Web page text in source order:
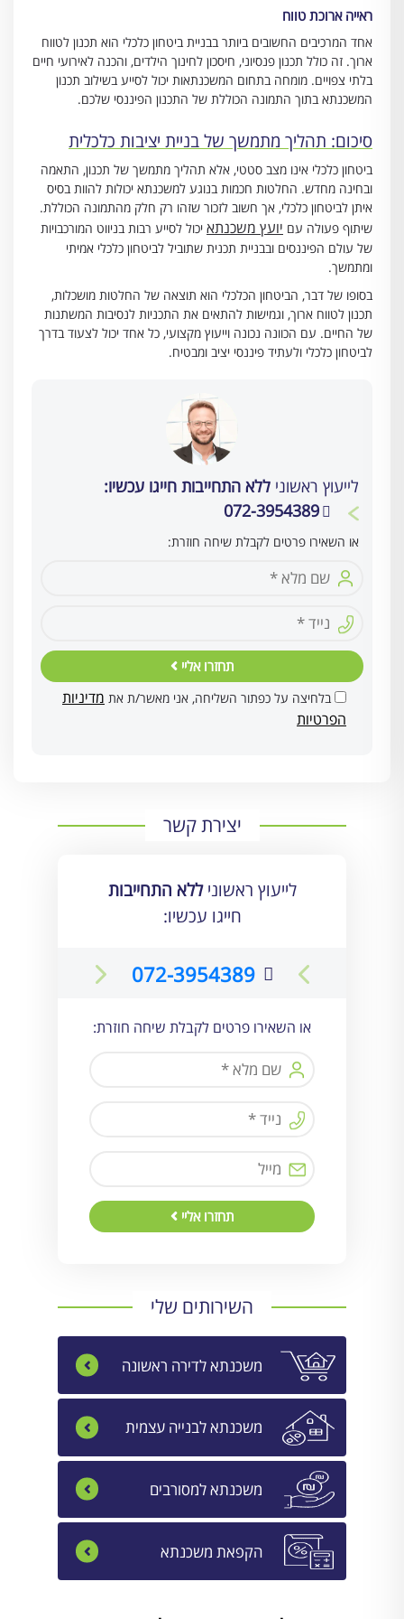
ראייה ארוכת טווח
אחד המרכיבים החשובים ביותר בבניית ביטחון כלכלי הוא תכנון לטווח
ארוך. זה כולל תכנון פנסיוני, חיסכון לחינוך הילדים, והכנה לאירועי חיים
בלתי צפויים. מומחה בתחום המשכנתאות יכול לסייע בשילוב תכנון
המשכנתא בתוך התמונה הכוללת של התכנון הפיננסי שלכם.
סיכום: תהליך מתמשך של בניית יציבות כלכלית
ביטחון כלכלי אינו מצב סטטי, אלא תהליך מתמשך של תכנון, התאמה
ובחינה מחדש. החלטות חכמות בנוגע למשכנתא יכולות להוות בסיס
איתן לביטחון כלכלי, אך חשוב לזכור שזהו רק חלק מהתמונה הכוללת.
שיתוף פעולה עם יועץ משכנתא יכול לסייע רבות בניווט המורכבויות
של עולם הפיננסים ובבניית תכנית שתוביל לביטחון כלכלי אמיתי
ומתמשך.
בסופו של דבר, הביטחון הכלכלי הוא תוצאה של החלטות מושכלות,
תכנון לטווח ארוך, וגמישות להתאים את התכניות לנסיבות המשתנות
של החיים. עם הכוונה נכונה וייעוץ מקצועי, כל אחד יכול לצעוד בדרך
לביטחון כלכלי ולעתיד פיננסי יציב ומבטיח.
לייעוץ ראשוני ללא התחייבות חייגו עכשיו:
072-3954389
או השאירו פרטים לקבלת שיחה חוזרת:
תחזרו אליי
בלחיצה על כפתור השליחה, אני מאשר/ת את מדיניות
הפרטיות
יצירת קשר
לייעוץ ראשוניללא התחייבות
חייגו עכשיו:
072-3954389
או השאירו פרטים לקבלת שיחה חוזרת:
תחזרו אליי
השירותים שלי
משכנתא לדירה ראשונה
משכנתא לבנייה עצמית
משכנתא למסורבים
הקפאת משכנתא